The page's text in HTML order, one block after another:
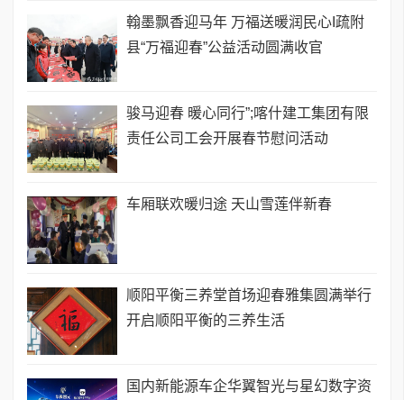
翰墨飘香迎马年 万福送暖润民心I疏附
县“万福迎春”公益活动圆满收官
骏马迎春 暖心同行”;喀什建工集团有限
责任公司工会开展春节慰问活动
车厢联欢暖归途 天山雪莲伴新春
顺阳平衡三养堂首场迎春雅集圆满举行
开启顺阳平衡的三养生活
国内新能源车企华翼智光与星幻数字资